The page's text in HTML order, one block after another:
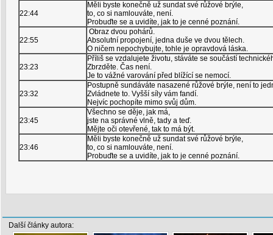
22:44
Měli byste konečně už sundat své růžové brýle,
to, co si namlouváte, není.
Probuďte se a uvidíte, jak to je cenné poznání.
22:55
Obraz dvou pohárů.
Absolutní propojení, jedna duše ve dvou tělech.
O ničem nepochybujte, tohle je opravdová láska.
23:23
Příliš se vzdalujete životu, stáváte se součástí
Zbrzděte. Čas není.
Je to vážné varování před blížící se nemocí.
23:32
Postupně sundáváte nasazené růžové brýle, není to
Zvládnete to. Vyšší síly vám fandí.
Nejvíc pochopíte mimo svůj dům.
23:45
Všechno se děje, jak má,
jste na správné vlně, tady a teď.
Mějte oči otevřené, tak to má být.
23:46
Měli byste konečně už sundat své růžové brýle,
to, co si namlouváte, není.
Probuďte se a uvidíte, jak to je cenné poznání.
Další články autora: